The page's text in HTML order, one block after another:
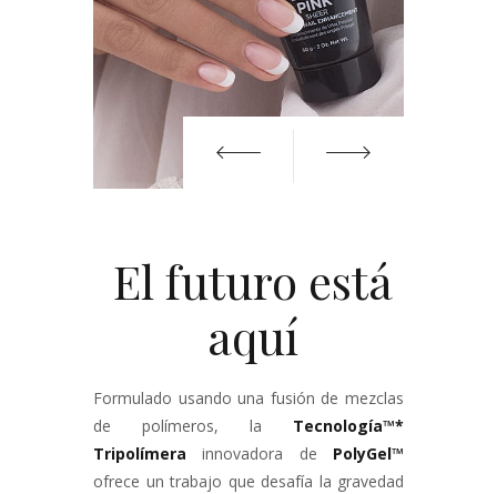
El futuro está
aquí
Formulado usando una fusión de mezclas
de polímeros, la Tecnología™*
Tripolímera innovadora de PolyGel™
ofrece un trabajo que desafía la gravedad